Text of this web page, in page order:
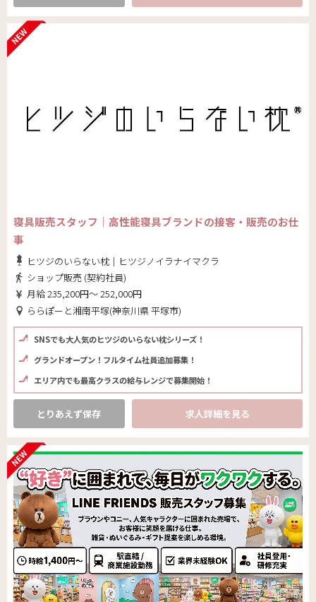
寝具販売スタッフ｜高性能寝具ブランドの接客・販売のお仕
事
ヒツジのいらない枕｜ヒツジノイラナイマクラ
ショップ販売 (契約社員)
月給 235,200円～ 252,000円
ららぽーと湘南平塚(神奈川県 平塚市)
SNSでも大人気のヒツジのいらない枕シリーズ！
グランドオープン！フルタイム社員追加募集！
エリア内でも最高クラスの給与レンジで募集開始！
とりあえず保存 求人詳細を見る